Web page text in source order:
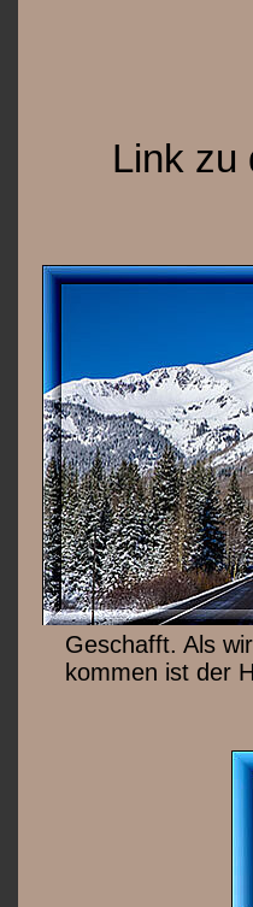
Link zu
Geschafft. Als
kommen ist der